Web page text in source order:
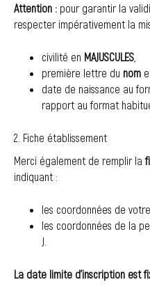
Attention : pour garantir la
respecter impérativement la
civilité en MAJUSCULES
première lettre du nom
date de naissance au
rapport au format
2. Fiche établissement
Merci également de remplir la
indiquant :
les coordonnées de
les coordonnées de la
J.
La date limite d’inscription est